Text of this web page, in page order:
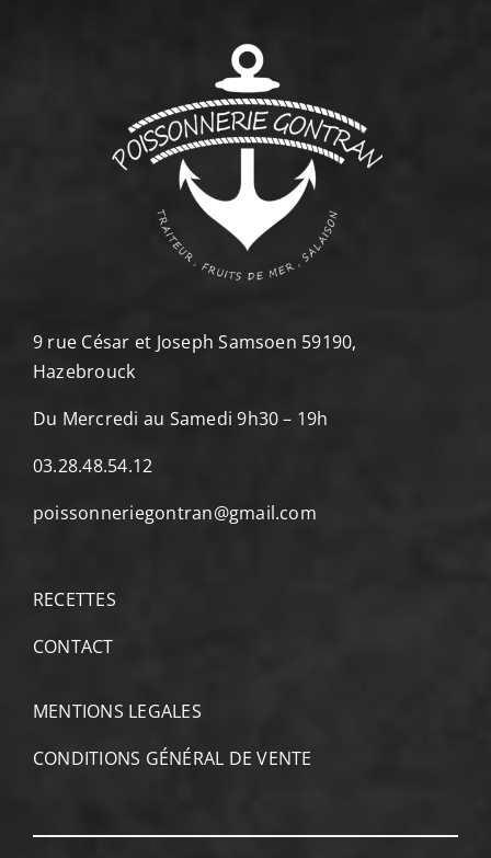
9 rue César et Joseph Samsoen 59190,
Hazebrouck
Du Mercredi au Samedi 9h30 – 19h
03.28.48.54.12
poissonneriegontran@gmail.com
RECETTES
CONTACT
MENTIONS LEGALES
CONDITIONS GÉNÉRAL DE VENTE